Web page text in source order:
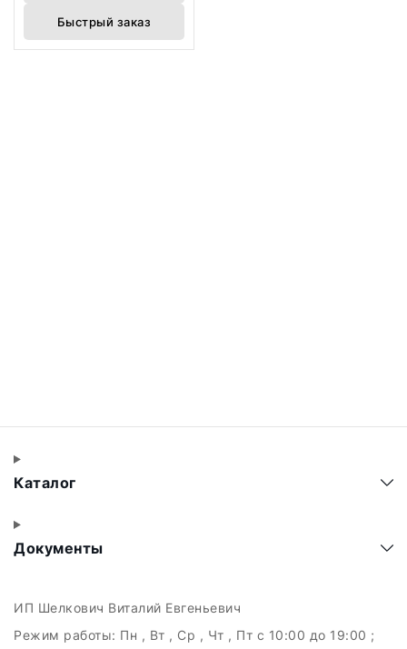
Быстрый заказ
Каталог
Документы
ИП Шелкович Виталий Евгеньевич
Режим работы: Пн , Вт , Ср , Чт , Пт c 10:00 до 19:00 ;